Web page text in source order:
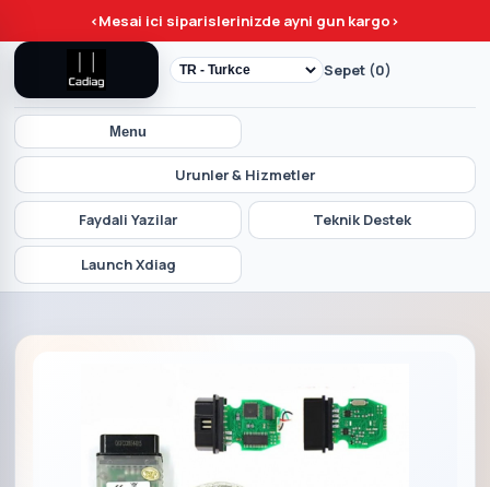
<Mesai ici siparislerinizde ayni gun kargo>
Menu
Urunler & Hizmetler
Faydali Yazilar Teknik Destek
Launch Xdiag
Sepet (0)